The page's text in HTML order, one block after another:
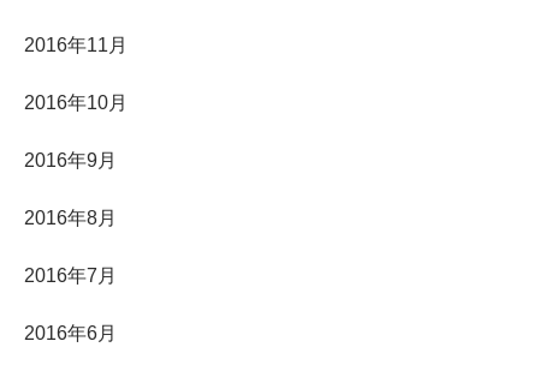
2016年11月
2016年10月
2016年9月
2016年8月
2016年7月
2016年6月